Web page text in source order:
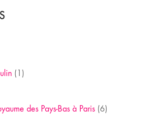
(1)
des Pays-Bas à Paris (6)